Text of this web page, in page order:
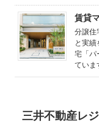
賃貸
分譲住
と実
宅「パ
ていま
三井不動産レ